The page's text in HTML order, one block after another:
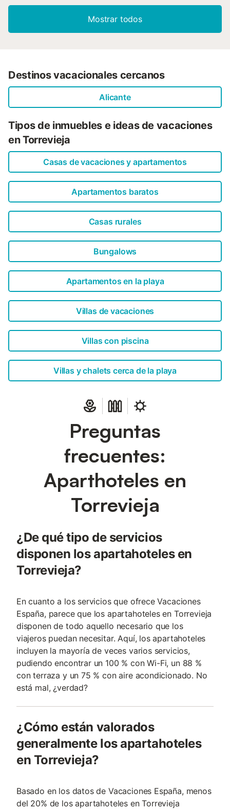
Mostrar todos
Destinos vacacionales cercanos
Alicante
Tipos de inmuebles e ideas de vacaciones
en Torrevieja
Casas de vacaciones y apartamentos
Apartamentos baratos
Casas rurales
Bungalows
Apartamentos en la playa
Villas de vacaciones
Villas con piscina
Villas y chalets cerca de la playa
Preguntas
frecuentes:
Aparthoteles en
Torrevieja
¿De qué tipo de servicios
disponen los apartahoteles en
Torrevieja?
En cuanto a los servicios que ofrece Vacaciones
España, parece que los apartahoteles en Torrevieja
disponen de todo aquello necesario que los
viajeros puedan necesitar. Aquí, los apartahoteles
incluyen la mayoría de veces varios servicios,
pudiendo encontrar un 100 % con Wi-Fi, un 88 %
con terraza y un 75 % con aire acondicionado. No
está mal, ¿verdad?
¿Cómo están valorados
generalmente los apartahoteles
en Torrevieja?
Basado en los datos de Vacaciones España, menos
del 20% de los apartahoteles en Torrevieja